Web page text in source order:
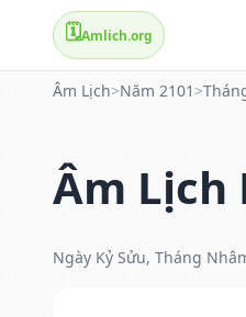
🗓️Amlich.org
Âm Lịch>Năm 2101 >
Âm Lịch
Ngày Kỷ Sửu, Tháng